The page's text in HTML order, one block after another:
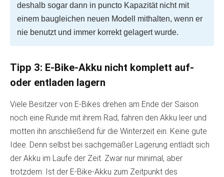
deshalb sogar dann in puncto Kapazität nicht mit
einem baugleichen neuen Modell mithalten, wenn er
nie benutzt und immer korrekt gelagert wurde.
Tipp 3: E-Bike-Akku nicht komplett auf-
oder entladen lagern
Viele Besitzer von E-Bikes drehen am Ende der Saison
noch eine Runde mit ihrem Rad, fahren den Akku leer und
motten ihn anschließend für die Winterzeit ein. Keine gute
Idee. Denn selbst bei sachgemäßer Lagerung entlädt sich
der Akku im Laufe der Zeit. Zwar nur minimal, aber
trotzdem: Ist der E-Bike-Akku zum Zeitpunkt des